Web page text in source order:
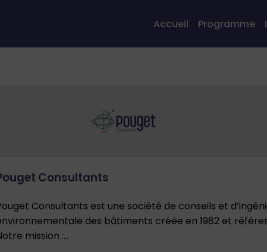
Accueil Programme
Consultants
Consultants est une société de conseils et
des bâtiments créée en 1982 et
mission :...